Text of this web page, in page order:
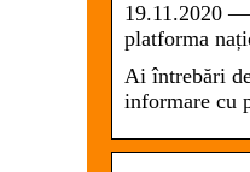
19.11.2020
platforma
Ai întrebări
informare cu